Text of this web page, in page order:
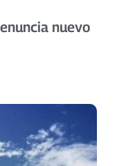
nuevo